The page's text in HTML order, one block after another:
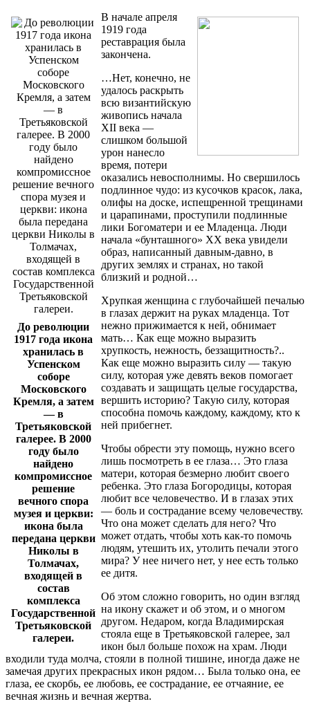
До революции
1917 года икона
хранилась в
Успенском
соборе
Московского
Кремля, а затем
— в
Третьяковской
галерее. В 2000
году было
найдено
компромиссное
решение
вечного спора
музея и церкви:
икона была
передана церкви
Николы в
Толмачах,
входящей в
состав
комплекса
Государственной
Третьяковской
галереи.
В начале апреля
1919 года
реставрация была
закончена.
…Нет, конечно, не
удалось раскрыть
всю византийскую
живопись начала
XII века —
слишком большой
урон нанесло
время, потери
оказались невосполнимы. Но свершилось
подлинное чудо: из кусочков красок, лака,
олифы на доске, испещренной трещинами
и царапинами, проступили подлинные
лики Богоматери и ее Младенца. Люди
начала «бунташного» XX века увидели
образ, написанный давным-давно, в
других землях и странах, но такой
близкий и родной…
Хрупкая женщина с глубочайшей печалью
в глазах держит на руках младенца. Тот
нежно прижимается к ней, обнимает
мать… Как еще можно выразить
хрупкость, нежность, беззащитность?..
Как еще можно выразить силу — такую
силу, которая уже девять веков помогает
создавать и защищать целые государства,
вершить историю? Такую силу, которая
способна помочь каждому, каждому, кто к
ней прибегнет.
Чтобы обрести эту помощь, нужно всего
лишь посмотреть в ее глаза… Это глаза
матери, которая безмерно любит своего
ребенка. Это глаза Богородицы, которая
любит все человечество. И в глазах этих
— боль и сострадание всему человечеству.
Что она может сделать для него? Что
может отдать, чтобы хоть как-то помочь
людям, утешить их, утолить печали этого
мира? У нее ничего нет, у нее есть только
ее дитя.
Об этом сложно говорить, но один взгляд
на икону скажет и об этом, и о многом
другом. Недаром, когда Владимирская
стояла еще в Третьяковской галерее, зал
икон был больше похож на храм. Люди
входили туда молча, стояли в полной тишине, иногда даже не
замечая других прекрасных икон рядом… Была только она, ее
глаза, ее скорбь, ее любовь, ее сострадание, ее отчаяние, ее
вечная жизнь и вечная жертва.